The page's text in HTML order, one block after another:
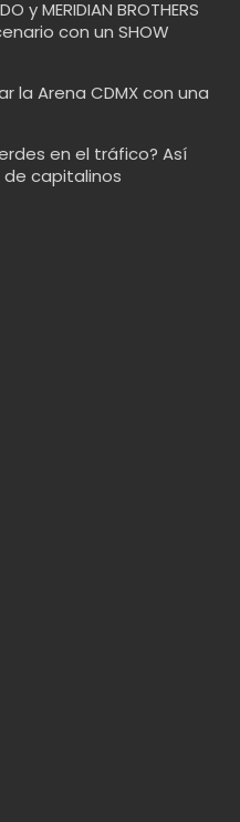
y MERIDIAN BROTHERS
con un SHOW
la Arena CDMX con una
en el tráfico? Así
capitalinos